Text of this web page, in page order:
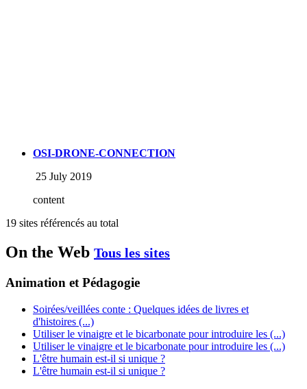
OSI-DRONE-CONNECTION
25 July 2019
content
19 sites référencés au total
On the Web Tous les sites
Animation et Pédagogie
Soirées/veillées conte : Quelques idées de livres et
d'histoires (...)
Utiliser le vinaigre et le bicarbonate pour introduire les (...)
Utiliser le vinaigre et le bicarbonate pour introduire les (...)
L'être humain est-il si unique ?
L'être humain est-il si unique ?